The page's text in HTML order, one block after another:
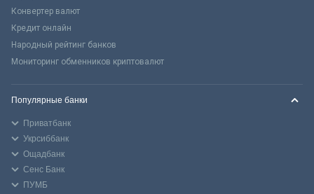
Конвертер валют
Кредит онлайн
Народный рейтинг банков
Мониторинг обменников криптовалют
Популярные банки
Приватбанк
Укрсиббанк
Ощадбанк
Сенс Банк
ПУМБ